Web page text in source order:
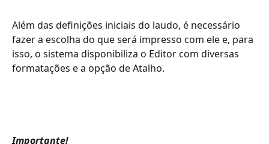
Além das definições iniciais do laudo, é necessário
fazer a escolha do que será impresso com ele e, para
isso, o sistema disponibiliza o Editor com diversas
formatações e a opção de Atalho.
Importante!